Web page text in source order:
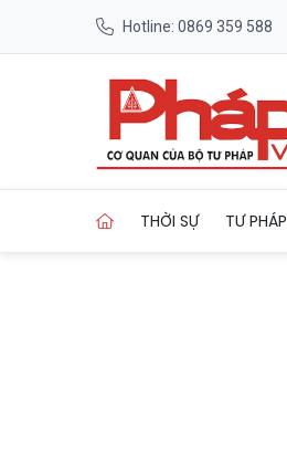
Hotline: 0869 359 588
THỜI SỰ TƯ PHÁP